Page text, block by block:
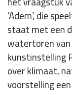
‘Adem’, die
staat met een
watertoren
kunstinstelling
over klimaat,
voorstelling